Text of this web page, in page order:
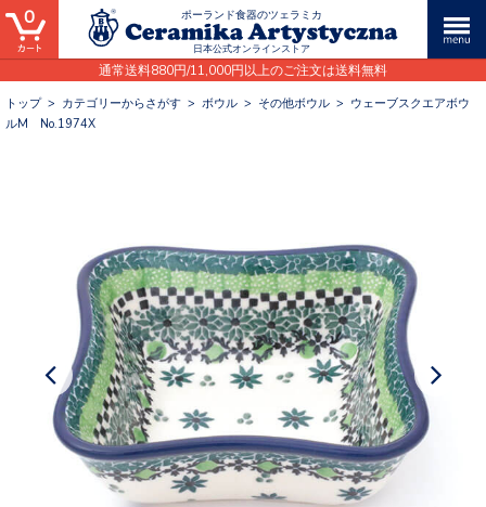
ポーランド食器のツェラミカ
日本公式オンラインストア
通常送料880円/11,000円以上のご注文は送料無料
0
トップ> カテゴリーからさがす > ボウル > その他ボウル > ウェーブスクエアボウ
ルM No.1974X